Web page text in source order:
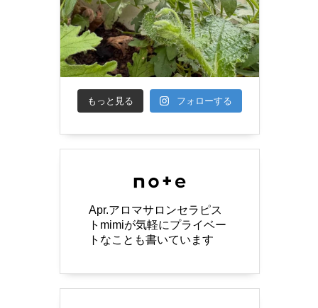
もっと見る フォローする
Apr.アロマサロンセラピス
トmimiが気軽にプライベー
トなことも書いています